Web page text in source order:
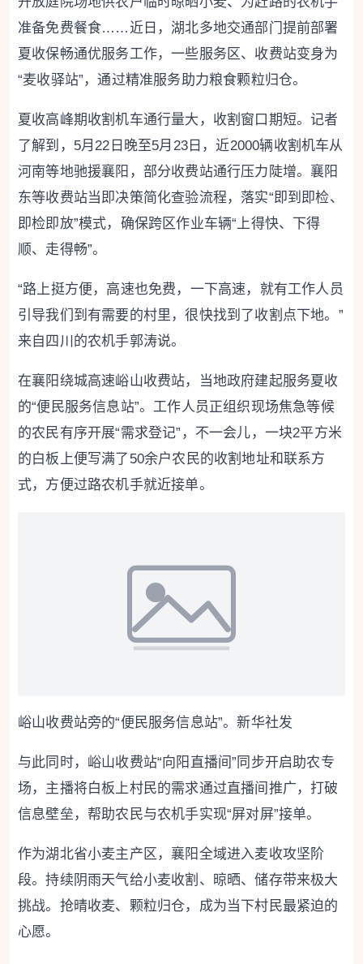
准备免费餐食……近日，湖北多地交通部门提前部署
夏收保畅通优服务工作，一些服务区、收费站变身为
“麦收驿站”，通过精准服务助力粮食颗粒归仓。
夏收高峰期收割机车通行量大，收割窗口期短。记者
了解到，5月22日晚至5月23日，近2000辆收割机车从
河南等地驰援襄阳，部分收费站通行压力陡增。襄阳
东等收费站当即决策简化查验流程，落实“即到即检、
即检即放”模式，确保跨区作业车辆“上得快、下得
顺、走得畅”。
“路上挺方便，高速也免费，一下高速，就有工作人员
引导我们到有需要的村里，很快找到了收割点下地。”
来自四川的农机手郭涛说。
在襄阳绕城高速峪山收费站，当地政府建起服务夏收
的“便民服务信息站”。工作人员正组织现场焦急等候
的农民有序开展“需求登记”，不一会儿，一块2平方米
的白板上便写满了50余户农民的收割地址和联系方
式，方便过路农机手就近接单。
峪山收费站旁的“便民服务信息站”。新华社发
与此同时，峪山收费站“向阳直播间”同步开启助农专
场，主播将白板上村民的需求通过直播间推广，打破
信息壁垒，帮助农民与农机手实现“屏对屏”接单。
作为湖北省小麦主产区，襄阳全域进入麦收攻坚阶
段。持续阴雨天气给小麦收割、晾晒、储存带来极大
挑战。抢晴收麦、颗粒归仓，成为当下村民最紧迫的
心愿。